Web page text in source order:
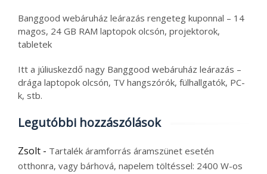
Banggood webáruház leárazás rengeteg kuponnal – 14
magos, 24 GB RAM laptopok olcsón, projektorok,
tabletek
Itt a júliuskezdő nagy Banggood webáruház leárazás –
drága laptopok olcsón, TV hangszórók, fülhallgatók, PC-
k, stb.
Legutóbbi hozzászólások
Zsolt - Tartalék áramforrás áramszünet esetén
otthonra, vagy bárhová, napelem töltéssel: 2400 W-os